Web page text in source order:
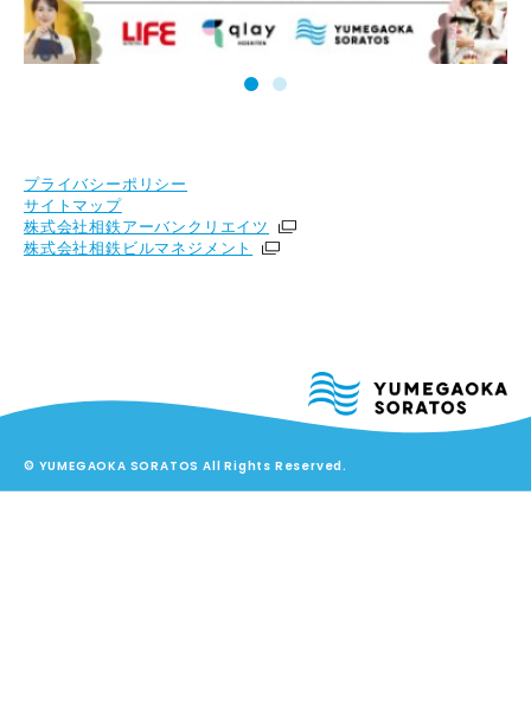
プライバシーポリシー
サイトマップ
株式会社相鉄アーバンクリエイツ
株式会社相鉄ビルマネジメント
© YUMEGAOKA SORATOS All Rights Reserved.